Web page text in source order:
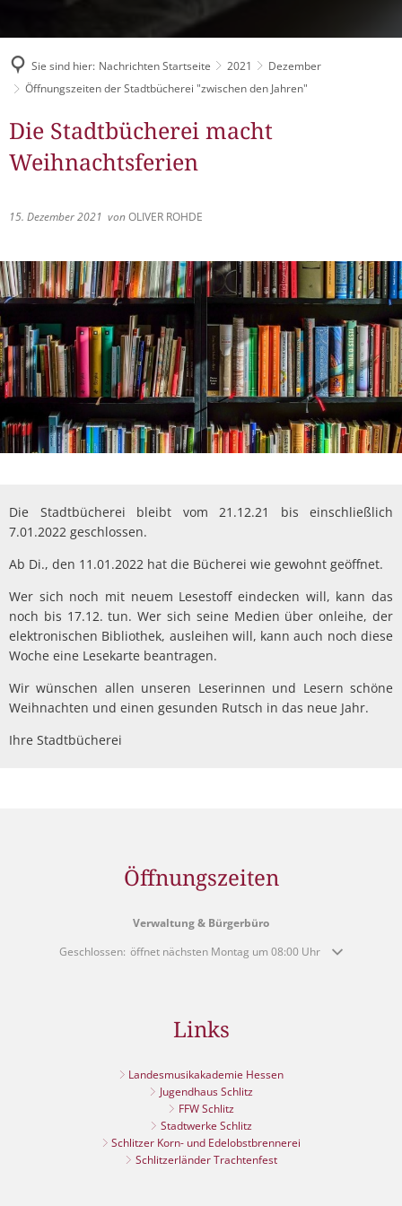
Konzertsaal LMAH
Schlitzer Geschichten
Sie sind hier: Nachrichten Startseite 2021
Dezember
Öffnungszeiten der Stadtbücherei "zwischen den Jahren"
Die Stadtbücherei macht
Weihnachtsferien
15. Dezember 2021 vonOLIVER ROHDE
Die Stadtbücherei bleibt vom 21.12.21 bis einschließlich
7.01.2022 geschlossen.
Ab Di., den 11.01.2022 hat die Bücherei wie gewohnt geöffnet.
Wer sich noch mit neuem Lesestoff eindecken will, kann das
noch bis 17.12. tun. Wer sich seine Medien über onleihe, der
elektronischen Bibliothek, ausleihen will, kann auch noch diese
Woche eine Lesekarte beantragen.
Wir wünschen allen unseren Leserinnen und Lesern schöne
Weihnachten und einen gesunden Rutsch in das neue Jahr.
Ihre Stadtbücherei
Öffnungszeiten
Verwaltung & Bürgerbüro
Klicken, um weitere Öffnungs- oder Schließzeiten auszublenden
Geschlossen: öffnet nächsten Montag um 08:00 Uhr
Links
Landesmusikakademie Hessen
Jugendhaus Schlitz
FFW Schlitz
Stadtwerke Schlitz
Schlitzer Korn- und Edelobstbrennerei
Schlitzerländer Trachtenfest